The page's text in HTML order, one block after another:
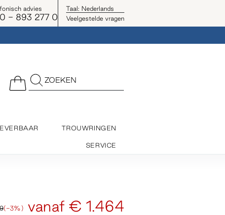
advies
- 893 277 0
Taal: Nederlands
Veelgestelde vragen
ZOEKEN
TROUWRINGEN
SERVICE
(-3%) vanaf € 1.464